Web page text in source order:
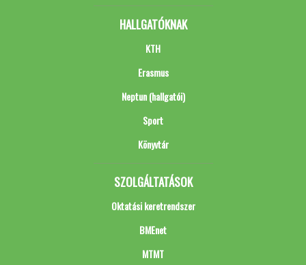
HALLGATÓKNAK
KTH
Erasmus
Neptun (hallgatói)
Sport
Könyvtár
SZOLGÁLTATÁSOK
Oktatási keretrendszer
BMEnet
MTMT